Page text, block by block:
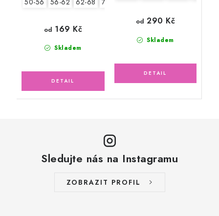
50-56 56-62 62-68 74-80
Skladem
od 169 Kč
Skladem
od 290 Kč
Sledujte nás na Instagramu
ZOBRAZIT PROFIL